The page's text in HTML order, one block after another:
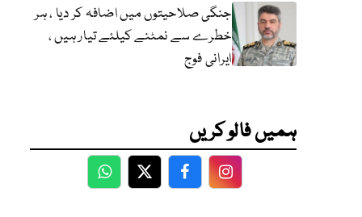
جنگی صلاحیتوں میں اضافہ کر دیا ، ہر
خطرے سے نمٹنے کیلئے تیار ہیں ،
ایرانی فوج
ہمیں فالو کریں
WhatsApp
TwitterFacebookFacebook